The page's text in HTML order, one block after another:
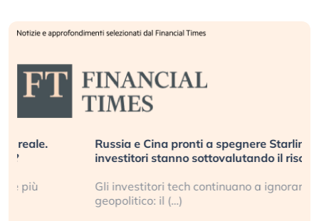
Russia e Cina pronti a spegnere Starlink. Gli
investitori stanno sottovalutando il rischio?
Gli investitori tech continuano a ignorare il rischio
geopolitico: il (…)